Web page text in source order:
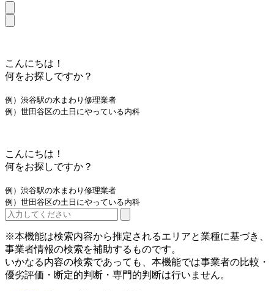
こんにちは！
何をお探しですか？
例）渋谷駅の水まわり修理業者
例）世田谷区の土日にやっている内科
こんにちは！
何をお探しですか？
例）渋谷駅の水まわり修理業者
例）世田谷区の土日にやっている内科
※本機能は検索内容から推定されるエリアと業種に基づき、
事業者情報の検索を補助するものです。
いかなる内容の検索であっても、本機能では事業者の比較・
優劣評価・断定的判断・専門的判断は行いません。